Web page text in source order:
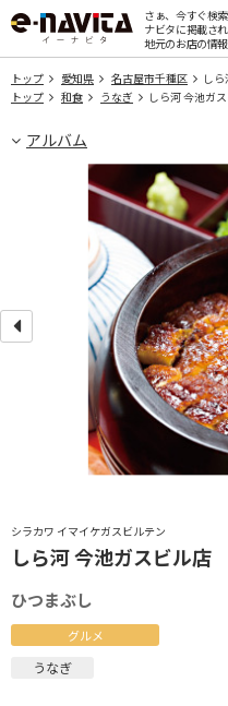
さぁ、今すぐ検索
ナビタに掲載さ
地元のお店の情
トップ 愛知県 名古屋市千種区
し
トップ
和食 うなぎ しら河 今池ガ
アルバム
シラカワ イマイケガスビルテン
しら河 今池ガスビル店
ひつまぶし
グルメ
うなぎ